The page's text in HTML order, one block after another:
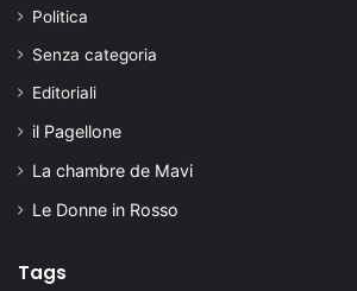
Politica
Senza categoria
Editoriali
il Pagellone
La chambre de Mavi
Le Donne in Rosso
Tags